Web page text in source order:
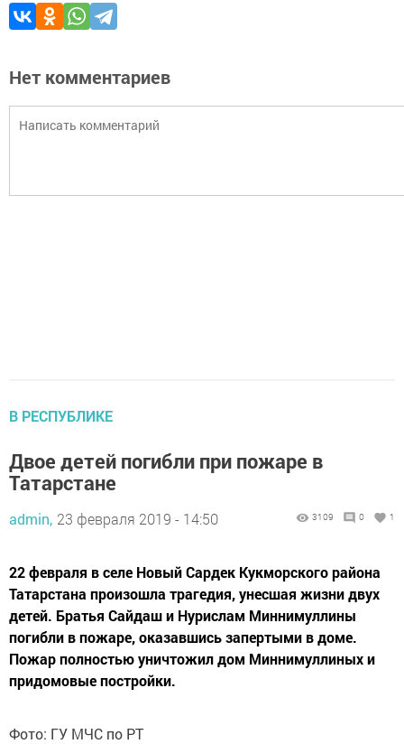
Нет комментариев
В РЕСПУБЛИКЕ
Двое детей погибли при пожаре в
Татарстане
admin, 23 февраля 2019 - 14:50 3109 0 1
22 февраля в селе Новый Сардек Кукморского района
Татарстана произошла трагедия, унесшая жизни двух
детей. Братья Сайдаш и Нурислам Миннимуллины
погибли в пожаре, оказавшись запертыми в доме.
Пожар полностью уничтожил дом Миннимуллиных и
придомовые постройки.
Фото: ГУ МЧС по РТ